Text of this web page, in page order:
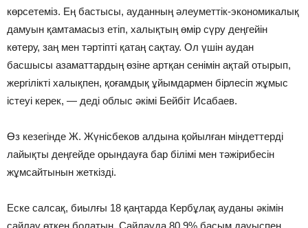
көрсетеміз. Ең бастысы, ауданның әлеуметтік-экономикалық
дамуын қамтамасыз етіп, халықтың өмір сүру деңгейін
көтеру, заң мен тәртіпті қатаң сақтау. Ол үшін аудан
басшысы азаматтардың өзіне артқан сенімін ақтай отырып,
жергілікті халықпен, қоғамдық ұйымдармен бірлесіп жұмыс
істеуі керек, — деді облыс әкімі Бейбіт Исабаев.
Өз кезегінде Ж. Жүнісбеков алдына қойылған міндеттерді
лайықты деңгейде орындауға бар білімі мен тәжірибесін
жұмсайтынын жеткізді.
Еске салсақ, биылғы 18 қаңтарда Кербұлақ ауданы әкімін
сайлау өткен болатын. Сайлауда 80,9% басым дауыспен